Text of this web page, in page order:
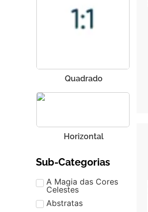
Quadrado
Horizontal
Sub-Categorias
A Magia das Cores
Celestes
Abstratas